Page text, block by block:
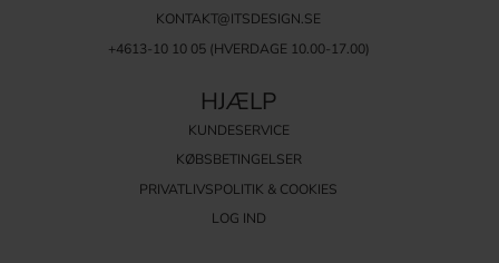
KONTAKT@ITSDESIGN.SE
+4613-10 10 05 (HVERDAGE 10.00-17.00)
HJÆLP
KUNDESERVICE
KØBSBETINGELSER
PRIVATLIVSPOLITIK & COOKIES
LOG IND